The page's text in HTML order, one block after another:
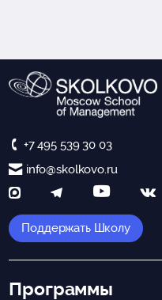
+7 495 539 30 03
info@skolkovo.ru
Поддержать Школу
Программы